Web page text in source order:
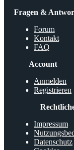
Fragen &
Forum
Kontakt
FAQ
Account
Anmelden
Registrieren
Impressum
Datenschutz